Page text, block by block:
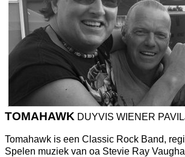
TOMAHAWK DUYVIS WIENER
Tomahawk is een Classic Rock Band,
Spelen muziek van oa Stevie Ray